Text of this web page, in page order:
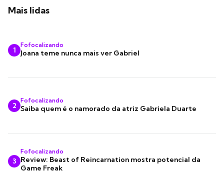
Mais lidas
1
Fofocalizando
Joana teme nunca mais ver Gabriel
2
Fofocalizando
Saiba quem é o namorado da atriz Gabriela Duarte
3
Fofocalizando
Review: Beast of Reincarnation mostra potencial da
Game Freak